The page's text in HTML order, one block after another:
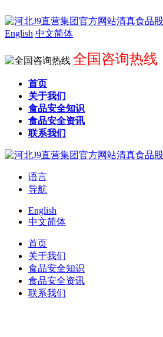
English 中文简体
全国咨询热线
首页
关于我们
食品安全知识
食品安全资讯
联系我们
语言
导航
English
中文简体
首页
关于我们
食品安全知识
食品安全资讯
联系我们